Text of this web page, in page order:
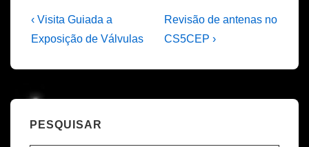
Navegação
de
artigos
Previous
Post
‹ Visita Guiada a
Exposição de Válvulas
Next
Post
Revisão de antenas no
CS5CEP ›
PESQUISAR